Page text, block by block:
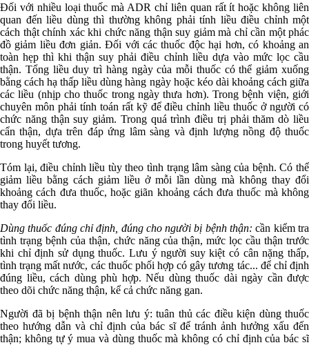
Đối với nhiều loại thuốc mà ADR chỉ liên quan rất ít hoặc không liên
quan đến liều dùng thì thường không phải tính liều điều chỉnh một
cách thật chính xác khi chức năng thận suy giảm mà chỉ cần một phác
đồ giảm liều đơn giản. Đối với các thuốc độc hại hơn, có khoảng an
toàn hẹp thì khi thận suy phải điều chỉnh liều dựa vào mức lọc cầu
thận. Tổng liều duy trì hàng ngày của mỗi thuốc có thể giảm xuống
bằng cách hạ thấp liều dùng hàng ngày hoặc kéo dài khoảng cách giữa
các liều (nhịp cho thuốc trong ngày thưa hơn). Trong bệnh viện, giới
chuyên môn phải tính toán rất kỹ để điều chỉnh liều thuốc ở người có
chức năng thận suy giảm. Trong quá trình điều trị phải thăm dò liều
cẩn thận, dựa trên đáp ứng lâm sàng và định lượng nồng độ thuốc
trong huyết tương.
Tóm lại, điều chỉnh liều tùy theo tình trạng lâm sàng của bệnh. Có thể
giảm liều bằng cách giảm liều ở mỗi lần dùng mà không thay đổi
khoảng cách đưa thuốc, hoặc giãn khoảng cách đưa thuốc mà không
thay đổi liều.
Dùng thuốc đúng chỉ định, đúng cho người bị bệnh thận:cần kiểm tra
tình trạng bệnh của thận, chức năng của thận, mức lọc cầu thận trước
khi chỉ định sử dụng thuốc. Lưu ý người suy kiệt có cân nặng thấp,
tình trạng mất nước, các thuốc phối hợp có gây tương tác... để chỉ định
đúng liều, cách dùng phù hợp. Nếu dùng thuốc dài ngày cần được
theo dõi chức năng thận, kể cả chức năng gan.
Người đã bị bệnh thận nên lưu ý: tuân thủ các điều kiện dùng thuốc
theo hướng dẫn và chỉ định của bác sĩ để tránh ảnh hưởng xấu đến
thận; không tự ý mua và dùng thuốc mà không có chỉ định của bác sĩ